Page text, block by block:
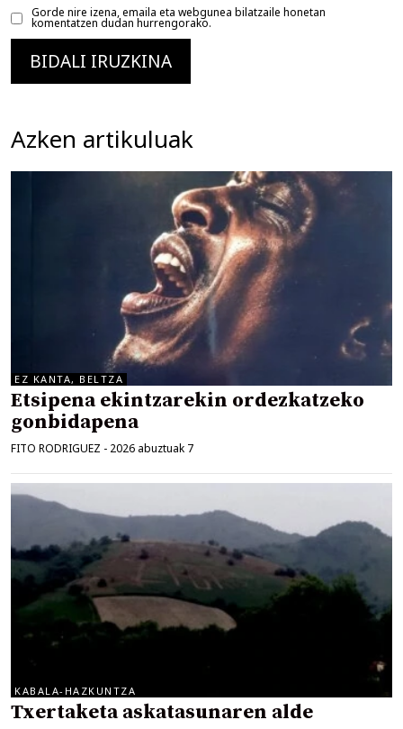
Gorde nire izena, emaila eta webgunea bilatzaile honetan
komentatzen dudan hurrengorako.
Azken artikuluak
EZ KANTA, BELTZA
Etsipena ekintzarekin ordezkatzeko
gonbidapena
FITO RODRIGUEZ - 2026 abuztuak 7
KABALA-HAZKUNTZA
Txertaketa askatasunaren alde